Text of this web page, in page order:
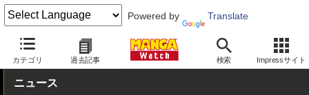
Powered by Translate
カテゴリ 過去記事 検索 Impressサイト
MANGA Watch アニメ
ニュース